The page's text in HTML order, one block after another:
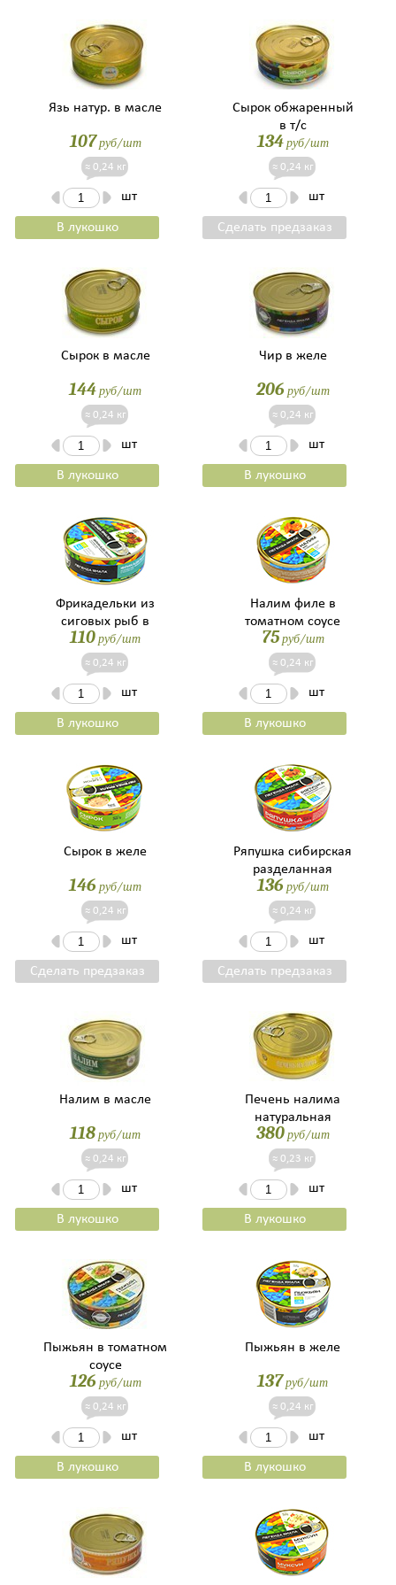
Язь натур. в масле
107руб/шт
≈ 0,24 кг
шт
В лукошко
Сырок обжаренный
в т/с
134руб/шт
≈ 0,24 кг
шт
Сделать предзаказ
Сырок в масле
144руб/шт
≈ 0,24 кг
шт
В лукошко
Чир в желе
206 руб/шт
≈ 0,24 кг
шт
В лукошко
Фрикадельки из
сиговых рыб в
томатном соусе
110руб/шт
≈ 0,24 кг
шт
В лукошко
Налим филе в
томатном соусе
75руб/шт
≈ 0,24 кг
шт
В лукошко
Сырок в желе
146 руб/шт
≈ 0,24 кг
шт
Сделать предзаказ
Ряпушка сибирская
разделанная
обжаренная в т/с
136 руб/шт
≈ 0,24 кг
шт
Сделать предзаказ
Налим в масле
118руб/шт
≈ 0,24 кг
шт
В лукошко
Печень налима
натуральная
380руб/шт
≈ 0,23 кг
шт
В лукошко
Пыжьян в томатном
соусе
126 руб/шт
≈ 0,24 кг
шт
В лукошко
Пыжьян в желе
137руб/шт
≈ 0,24 кг
шт
В лукошко